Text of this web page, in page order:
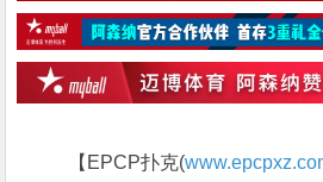
【EPCP扑克(